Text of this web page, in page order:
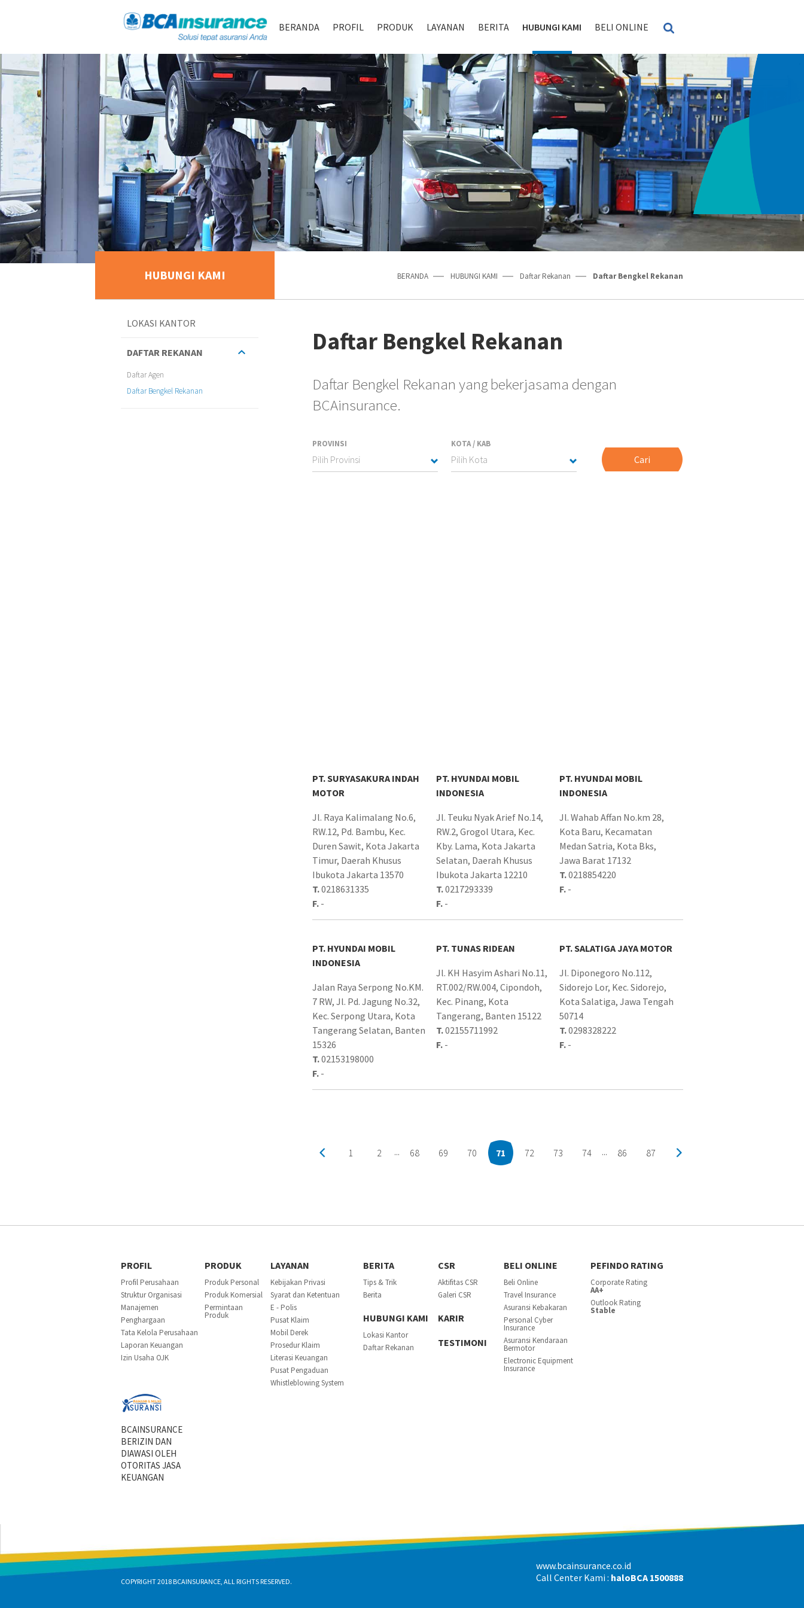
BERANDA PROFIL PRODUK LAYANAN BERITA HUBUNGI KAMI BELI ONLINE
HUBUNGI KAMI BERANDA HUBUNGI KAMI Daftar Rekanan Daftar Bengkel Rekanan
LOKASI KANTOR
DAFTAR REKANAN
Daftar Agen
Daftar Bengkel Rekanan
Daftar Bengkel Rekanan
Daftar Bengkel Rekanan yang bekerjasama dengan
BCAinsurance.
PROVINSI KOTA / KAB
PT. SURYASAKURA INDAH
MOTOR
Jl. Raya Kalimalang No.6,
RW.12, Pd. Bambu, Kec.
Duren Sawit, Kota Jakarta
Timur, Daerah Khusus
Ibukota Jakarta 13570
T.0218631335
F. -
PT. HYUNDAI MOBIL
INDONESIA
Jl. Teuku Nyak Arief No.14,
RW.2, Grogol Utara, Kec.
Kby. Lama, Kota Jakarta
Selatan, Daerah Khusus
Ibukota Jakarta 12210
T.0217293339
F.-
PT. HYUNDAI MOBIL
INDONESIA
Jl. Wahab Affan No.km 28,
Kota Baru, Kecamatan
Medan Satria, Kota Bks,
Jawa Barat 17132
T.0218854220
F. -
PT. HYUNDAI MOBIL
INDONESIA
Jalan Raya Serpong No.KM.
7 RW, Jl. Pd. Jagung No.32,
Kec. Serpong Utara, Kota
Tangerang Selatan, Banten
15326
T.02153198000
F. -
PT. TUNAS RIDEAN
Jl. KH Hasyim Ashari No.11,
RT.002/RW.004, Cipondoh,
Kec. Pinang, Kota
Tangerang, Banten 15122
T.02155711992
F.-
PT. SALATIGA JAYA MOTOR
Jl. Diponegoro No.112,
Sidorejo Lor, Kec. Sidorejo,
Kota Salatiga, Jawa Tengah
50714
T.0298328222
F. -
1 2 ... 68 69 70 71 72 73 74 ... 86 87
PROFIL
Profil Perusahaan
Struktur Organisasi
Manajemen
Penghargaan
Tata Kelola Perusahaan
Laporan Keuangan
Izin Usaha OJK
PRODUK
Produk Personal
Produk Komersial
Permintaan
Produk
LAYANAN
Kebijakan Privasi
Syarat dan Ketentuan
E - Polis
Pusat Klaim
Mobil Derek
Prosedur Klaim
Literasi Keuangan
Pusat Pengaduan
Whistleblowing System
BERITA
Tips & Trik
Berita
HUBUNGI KAMI
Lokasi Kantor
Daftar Rekanan
CSR
Aktifitas CSR
Galeri CSR
KARIR
TESTIMONI
BELI ONLINE
Beli Online
Travel Insurance
Asuransi Kebakaran
Personal Cyber
Insurance
Asuransi Kendaraan
Bermotor
Electronic Equipment
Insurance
PEFINDO RATING
Corporate Rating
AA+
Outlook Rating
Stable
BCAINSURANCE
BERIZIN DAN
DIAWASI OLEH
OTORITAS JASA
KEUANGAN
COPYRIGHT 2018 BCAINSURANCE, ALL RIGHTS RESERVED.
www.bcainsurance.co.id
Call Center Kami : haloBCA 1500888